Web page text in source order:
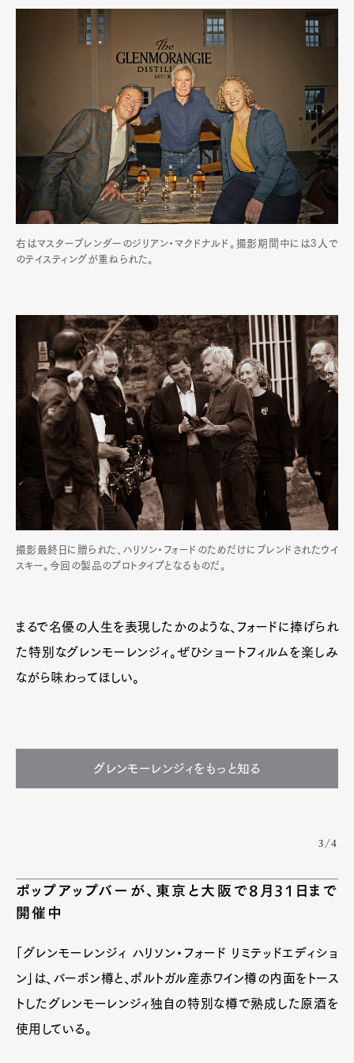
右はマスターブレンダーのジリアン・マクドナルド。撮影期間中には3人で
のテイスティングが重ねられた。
撮影最終日に贈られた、ハリソン・フォードのためだけにブレンドされたウイ
スキー。今回の製品のプロトタイプとなるものだ。
まるで名優の人生を表現したかのような、フォードに捧げられ
た特別なグレンモーレンジィ。ぜひショートフィルムを楽しみ
ながら味わってほしい。
グレンモーレンジィをもっと知る
3/4
ポップアップバーが、東京と大阪で8月31日まで
開催中
「グレンモーレンジィ ハリソン・フォード リミテッドエディショ
ン」は、バーボン樽と、ポルトガル産赤ワイン樽の内面をトース
トしたグレンモーレンジィ独自の特別な樽で熟成した原酒を
使用している。